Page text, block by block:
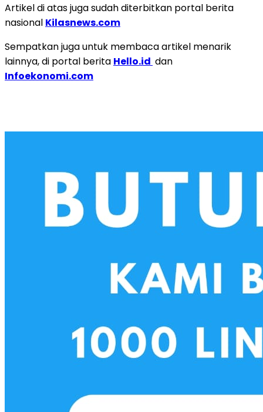
Artikel di atas juga sudah diterbitkan portal berita
nasional Kilasnews.com
Sempatkan juga untuk membaca artikel menarik
lainnya, di portal berita Hello.id dan
Infoekonomi.com